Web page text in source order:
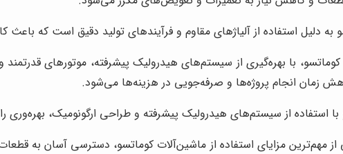
دلیل استفاده از آلیاژهای مقاوم و فرآیندهای تولید دقیق است که
با بهره‌گیری از سیستم‌های هیدرولیک پیشرفته، موتورهای
زمان انجام پروژه‌ها و صرفه‌جویی در هزینه‌ها می‌شود.
استفاده از سیستم‌های هیدرولیک پیشرفته و طراحی ارگونومیک،
از مهم‌ترین مزایای استفاده از ماشین‌آلات کوماتسو، دسترسی آسان به